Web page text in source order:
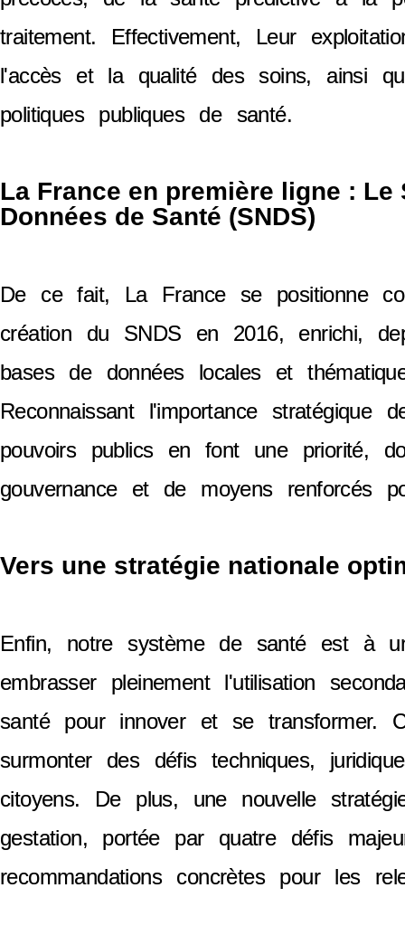
traitement. Effectivement, Leur
l'accès et la qualité des soins, ainsi
politiques publiques de santé.
La France en première ligne :
Données de Santé (SNDS)
De ce fait, La France se positionne
création du SNDS en 2016, enrichi,
bases de données locales et
Reconnaissant l'importance stratégique
pouvoirs publics en font une priorité,
gouvernance et de moyens renforcés
Vers une stratégie nationale
Enfin, notre système de santé est à
embrasser pleinement l'utilisation
santé pour innover et se transformer.
surmonter des défis techniques,
citoyens. De plus, une nouvelle
gestation, portée par quatre défis
recommandations concrètes pour les